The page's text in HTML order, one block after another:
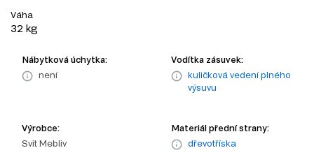
Váha
32 kg
Nábytková úchytka:
není
Vodítka zásuvek:
kuličková vedení plného
výsuvu
Výrobce:
Svit Mebliv
Materiál přední strany:
dřevotříska